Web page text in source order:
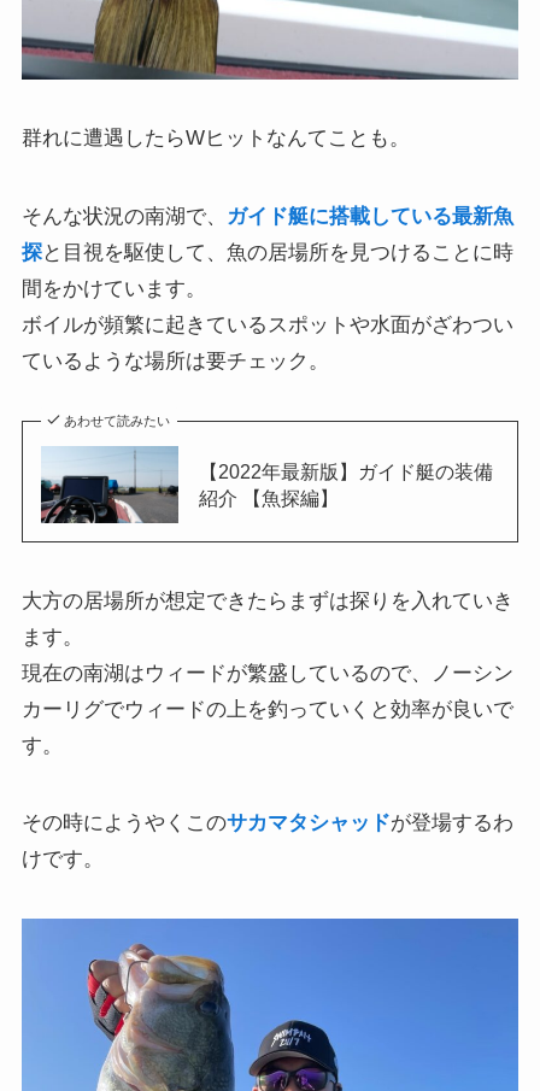
群れに遭遇したらWヒットなんてことも。
そんな状況の南湖で、
ガイド艇に搭載している最新魚
探と目視を駆使して、魚の居場所を見つけることに時
間をかけています。
ボイルが頻繁に起きているスポットや水面がざわつい
ているような場所は要チェック。
あわせて読みたい
【2022年最新版】ガイド艇の装備
紹介 【魚探編】
大方の居場所が想定できたらまずは探りを入れていき
ます。
現在の南湖はウィードが繁盛しているので、ノーシン
カーリグでウィードの上を釣っていくと効率が良いで
す。
その時にようやくこのサカマタシャッドが登場するわ
けです。